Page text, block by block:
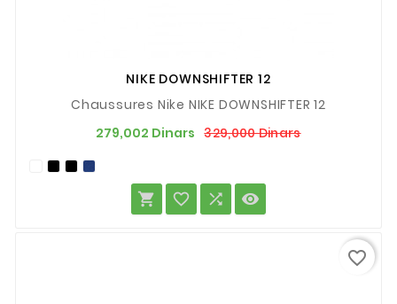
NIKE DOWNSHIFTER 12
Chaussures Nike NIKE DOWNSHIFTER 12
279,002 Dinars 329,000 DinarsPrix
Prix
   
favorite_border